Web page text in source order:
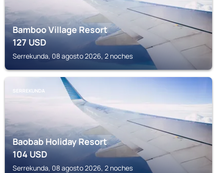
Bamboo Village Resort
127USD
Serrekunda, 08 agosto 2026, 2 noches
SERREKUNDA
Baobab Holiday Resort
104USD
Serrekunda, 08 agosto 2026, 2 noches